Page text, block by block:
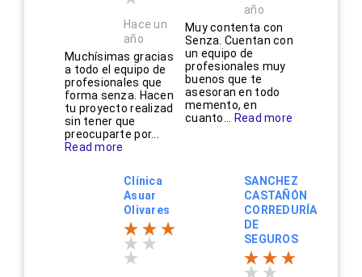
Hace un
año
Muchísimas gracias
a todo el equipo de
profesionales que
forma senza. Hacen
tu proyecto realizad
sin tener que
preocuparte por...
Read more
año
Muy contenta con
Senza. Cuentan con
un equipo de
profesionales muy
buenos que te
asesoran en todo
memento, en
cuanto...
Read more
Clínica
Asuar
Olivares
SANCHEZ
CASTAÑÓN
CORREDURÍA
DE
SEGUROS